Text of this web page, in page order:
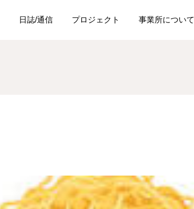
日誌/通信 プロジェクト 事業所について